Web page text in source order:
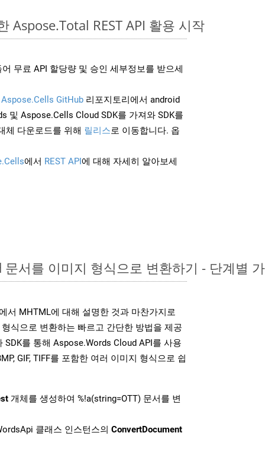
Aspose.Total REST API 활용 시작
무료 API 할당량 및 승인 세부정보를 받으세
Aspose.Cells GitHub 리포지토리에서 android
및 Aspose.Cells Cloud SDK를 가져와 SDK를
체 다운로드를 위해 릴리스로 이동합니다. 옵
에서 REST API에 대해 자세히 알아보세
문서를 이미지 형식으로 변환하기 - 단계별
서 MHTML에 대해 설명한 것과 마찬가지로
식으로 변환하는 빠르고 간단한 방법을 제공
SDK를 통해 Aspose.Words Cloud API를 사용
GIF, TIFF를 포함한 여러 이미지 형식으로 쉽
개체를 생성하여 %!a(string=OTT) 문서를 변
클래스 인스턴스의 ConvertDocument